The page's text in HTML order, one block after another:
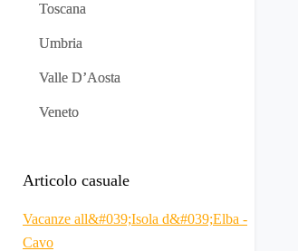
Toscana
Umbria
Valle D’Aosta
Veneto
Articolo casuale
Vacanze all&#039;Isola d&#039;Elba -
Cavo